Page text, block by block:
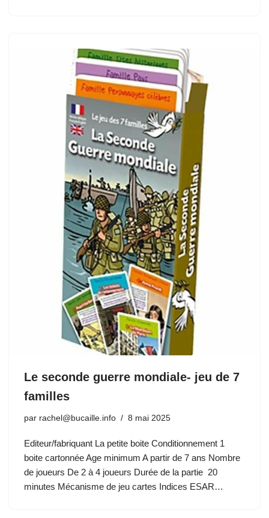
Le seconde guerre mondiale- jeu de 7
familles
par rachel@bucaille.info 8 mai 2025
Editeur/fabriquant La petite boite Conditionnement 1
boite cartonnée Age minimum A partir de 7 ans Nombre
de joueurs De 2 à 4 joueurs Durée de la partie 20
minutes Mécanisme de jeu cartes Indices ESAR…